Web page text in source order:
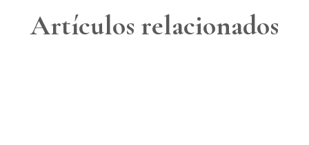
Artículos relacionados